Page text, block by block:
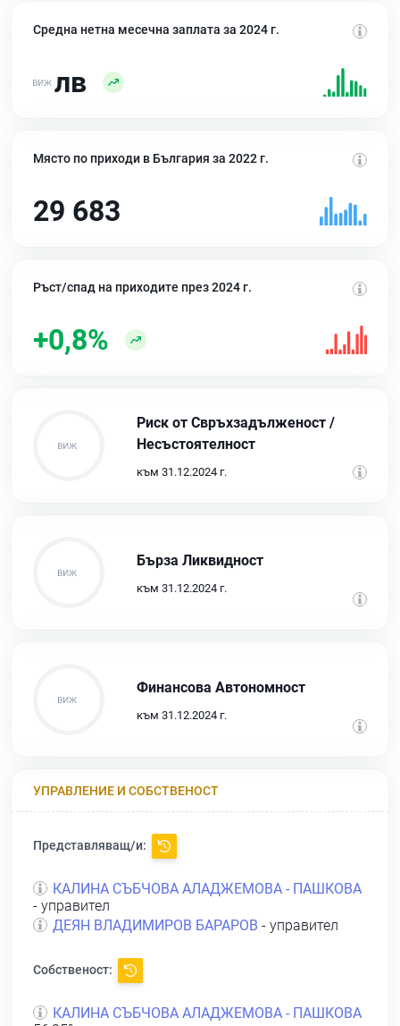
Средна нетна месечна заплата за 2024 г.
лв
Място по приходи в България за 2022 г.
29 683
Ръст/спад на приходите през 2024 г.
+0,8%
Риск от Свръхзадълженост /
Несъстоятелност
към 31.12.2024 г.
Бърза Ликвидност
към 31.12.2024 г.
Финансова Автономност
към 31.12.2024 г.
УПРАВЛЕНИЕ И СОБСТВЕНОСТ
Представляващ/и:
КАЛИНА СЪБЧОВА АЛАДЖЕМОВА - ПАШКОВА
- управител
ДЕЯН ВЛАДИМИРОВ БАРАРОВ - управител
Собственост:
КАЛИНА СЪБЧОВА АЛАДЖЕМОВА - ПАШКОВА